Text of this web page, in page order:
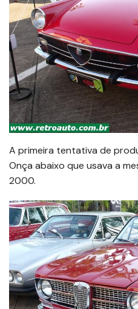
A primeira tentativa de
Onça abaixo que usava a
2000.